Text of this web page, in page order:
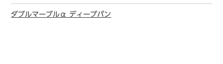
ダブルマーブルα ディープパン